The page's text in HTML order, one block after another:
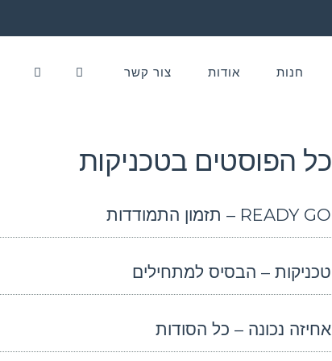
חנות אודות צור קשר
כל הפוסטים בטכניקות
READY GO – תזמון התמודדות
טכניקות – הבסיס למתחילים
אחיזה נכונה – כל הסודות